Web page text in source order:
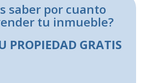
saber por cuanto
tu inmueble?
PROPIEDAD GRATIS